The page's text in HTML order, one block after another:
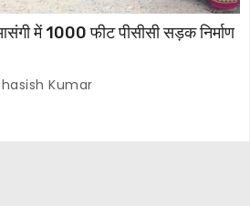
में 1000 फीट पीसीसी सड़क निर्माण
Kumar